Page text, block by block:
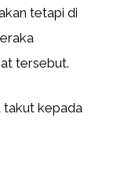
tetapi di
tersebut.
takut kepada